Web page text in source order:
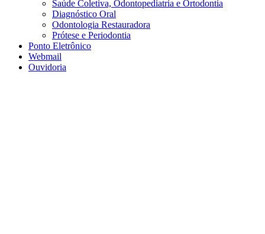
Saúde Coletiva, Odontopediatria e Ortodontia
Diagnóstico Oral
Odontologia Restauradora
Prótese e Periodontia
Ponto Eletrônico
Webmail
Ouvidoria